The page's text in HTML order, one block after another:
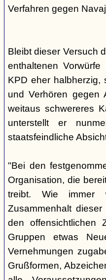
Verfahren gegen
Bleibt dieser Versuch
enthaltenen
KPD eher halbherzig,
und Verhören gegen
weitaus schwereres
unterstellt er
staatsfeindliche
"Bei den
Organisation, die
treibt. Wie immer
Zusammenhalt
den offensichtlichen
Gruppen etwas
Vernehmungen
Grußformen,